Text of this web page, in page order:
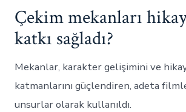
Çekim mekanları
katkı sağladı?
Mekanlar, karakter gelişimini ve
katmanlarını güçlendiren, adeta
unsurlar olarak kullanıldı.